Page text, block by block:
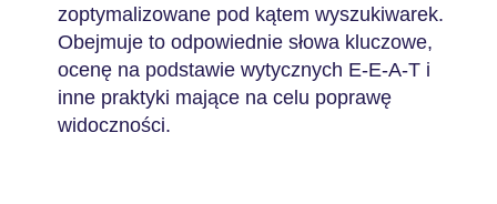
zoptymalizowane pod kątem wyszukiwarek.
Obejmuje to odpowiednie słowa kluczowe,
ocenę na podstawie wytycznych E-E-A-T i
inne praktyki mające na celu poprawę
widoczności.